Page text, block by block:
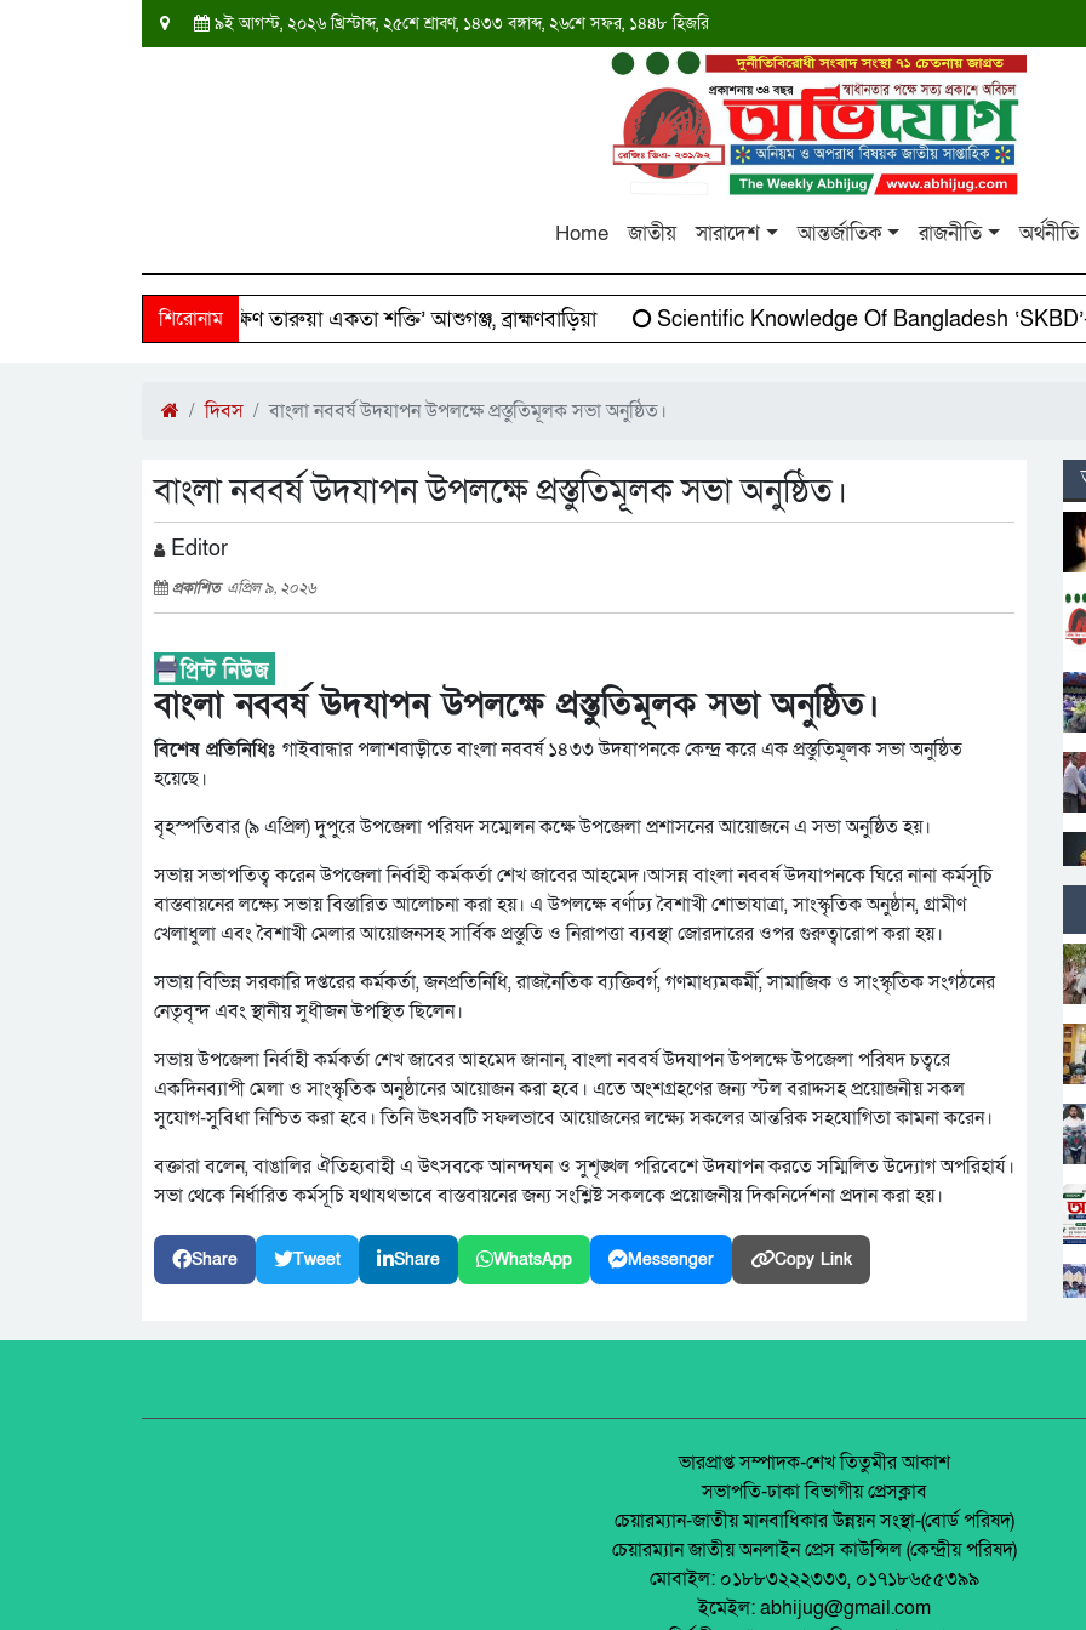
৯ই আগস্ট, ২০২৬ খ্রিস্টাব্দ, ২৫শে শ্রাবণ, ১৪৩৩ বঙ্গাব্দ, ২৬শে সফর, ১৪৪৮ হিজরি
Home জাতীয় সারাদেশ আন্তর্জাতিক রাজনীতি অর্থনীতি
শিরোনাম
২৫০ পরিবারের পাশে ‘দক্ষিণ তারুয়া একতা শক্তি’ আশুগঞ্জ, ব্রাহ্মণবাড়িয়া Scientific Knowledge Of Bangladesh ‘SKBD’-
দিবস বাংলা নববর্ষ উদযাপন উপলক্ষে প্রস্তুতিমূলক সভা অনুষ্ঠিত।
বাংলা নববর্ষ উদযাপন উপলক্ষে প্রস্তুতিমূলক সভা অনুষ্ঠিত।
Editor
প্রকাশিত এপ্রিল ৯, ২০২৬
বাংলা নববর্ষ উদযাপন উপলক্ষে প্রস্তুতিমূলক সভা অনুষ্ঠিত।
বিশেষ প্রতিনিধিঃ গাইবান্ধার পলাশবাড়ীতে বাংলা নববর্ষ ১৪৩৩ উদযাপনকে কেন্দ্র করে এক প্রস্তুতিমূলক সভা অনুষ্ঠিত
হয়েছে।
বৃহস্পতিবার (৯ এপ্রিল) দুপুরে উপজেলা পরিষদ সম্মেলন কক্ষে উপজেলা প্রশাসনের আয়োজনে এ সভা অনুষ্ঠিত হয়।
সভায় সভাপতিত্ব করেন উপজেলা নির্বাহী কর্মকর্তা শেখ জাবের আহমেদ।আসন্ন বাংলা নববর্ষ উদযাপনকে ঘিরে নানা কর্মসূচি
বাস্তবায়নের লক্ষ্যে সভায় বিস্তারিত আলোচনা করা হয়। এ উপলক্ষে বর্ণাঢ্য বৈশাখী শোভাযাত্রা, সাংস্কৃতিক অনুষ্ঠান, গ্রামীণ
খেলাধুলা এবং বৈশাখী মেলার আয়োজনসহ সার্বিক প্রস্তুতি ও নিরাপত্তা ব্যবস্থা জোরদারের ওপর গুরুত্বারোপ করা হয়।
সভায় বিভিন্ন সরকারি দপ্তরের কর্মকর্তা, জনপ্রতিনিধি, রাজনৈতিক ব্যক্তিবর্গ, গণমাধ্যমকর্মী, সামাজিক ও সাংস্কৃতিক সংগঠনের
নেতৃবৃন্দ এবং স্থানীয় সুধীজন উপস্থিত ছিলেন।
সভায় উপজেলা নির্বাহী কর্মকর্তা শেখ জাবের আহমেদ জানান, বাংলা নববর্ষ উদযাপন উপলক্ষে উপজেলা পরিষদ চত্বরে
একদিনব্যাপী মেলা ও সাংস্কৃতিক অনুষ্ঠানের আয়োজন করা হবে। এতে অংশগ্রহণের জন্য স্টল বরাদ্দসহ প্রয়োজনীয় সকল
সুযোগ-সুবিধা নিশ্চিত করা হবে। তিনি উৎসবটি সফলভাবে আয়োজনের লক্ষ্যে সকলের আন্তরিক সহযোগিতা কামনা করেন।
বক্তারা বলেন, বাঙালির ঐতিহ্যবাহী এ উৎসবকে আনন্দঘন ও সুশৃঙ্খল পরিবেশে উদযাপন করতে সম্মিলিত উদ্যোগ অপরিহার্য।
সভা থেকে নির্ধারিত কর্মসূচি যথাযথভাবে বাস্তবায়নের জন্য সংশ্লিষ্ট সকলকে প্রয়োজনীয় দিকনির্দেশনা প্রদান করা হয়।
Share Tweet Share WhatsApp Messenger Copy Link
ভারপ্রাপ্ত সম্পাদক-শেখ তিতুমীর আকাশ
সভাপতি-ঢাকা বিভাগীয় প্রেসক্লাব
চেয়ারম্যান-জাতীয় মানবাধিকার উন্নয়ন সংস্থা-(বোর্ড পরিষদ)
চেয়ারম্যান জাতীয় অনলাইন প্রেস কাউন্সিল (কেন্দ্রীয় পরিষদ)
মোবাইল: ০১৮৮৩২২২৩৩৩, ০১৭১৮৬৫৫৩৯৯
ইমেইল: abhijug@gmail.com